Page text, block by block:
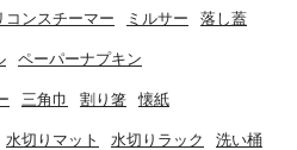
コンスチーマー ミルサー 落し蓋
ペーパーナプキン
三角巾 割り箸 懐紙
水切りマット 水切りラック 洗い桶